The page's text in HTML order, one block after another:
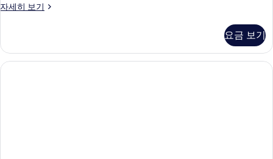
진
두
보
자세히 보기
패
윈
룸
자
요금 보기